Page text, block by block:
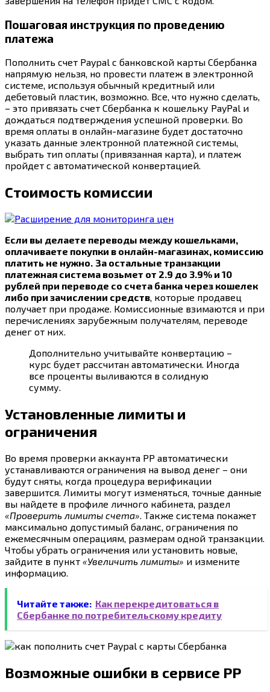
Пошаговая инструкция по проведению
платежа
Пополнить счет Paypal с банковской карты Сбербанка
напрямую нельзя, но провести платеж в электронной
системе, используя обычный кредитный или
дебетовый пластик, возможно. Все, что нужно сделать,
– это привязать счет Сбербанка к кошельку PayPal и
дождаться подтверждения успешной проверки. Во
время оплаты в онлайн-магазине будет достаточно
указать данные электронной платежной системы,
выбрать тип оплаты (привязанная карта), и платеж
пройдет с автоматической конвертацией.
Стоимость комиссии
Если вы делаете переводы между кошельками,
оплачиваете покупки в онлайн-магазинах, комиссию
платить не нужно. За остальные транзакции
платежная система возьмет от 2.9 до 3.9% и 10
рублей при переводе со счета банка через кошелек
либо при зачислении средств, которые продавец
получает при продаже. Комиссионные взимаются и при
перечислениях зарубежным получателям, переводе
денег от них.
Дополнительно учитывайте конвертацию –
курс будет рассчитан автоматически. Иногда
все проценты выливаются в солидную
сумму.
Установленные лимиты и
ограничения
Во время проверки аккаунта РР автоматически
устанавливаются ограничения на вывод денег – они
будут сняты, когда процедура верификации
завершится. Лимиты могут изменяться, точные данные
вы найдете в профиле личного кабинета, раздел
«Проверить лимиты счета». Также система покажет
максимально допустимый баланс, ограничения по
ежемесячным операциям, размерам одной транзакции.
Чтобы убрать ограничения или установить новые,
зайдите в пункт «Увеличить лимиты» и измените
информацию.
Читайте также: Как перекредитоваться в
Сбербанке по потребительскому кредиту
Возможные ошибки в сервисе РР